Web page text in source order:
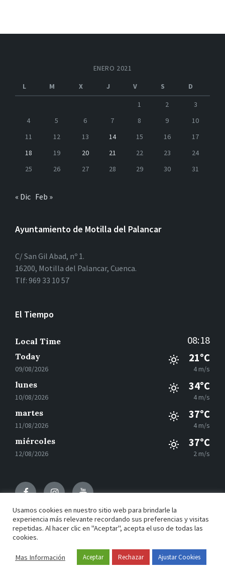
ENERO 2021
L
M X J V S
D
1
2
3
4
5 6 7 8 9
10
11
12 13 14 15 16
17
18
19 20 21 22 23
24
25
26 27 28 29 30 31
« Dic Feb »
Ayuntamiento de Motilla del Palancar
C/ San Gil Abad, nº 1.
16200, Motilla del Palancar, Cuenca.
Tlf: 969 33 10 57
El Tiempo
Local Time 08:18
Today
09/08/2026
21°C
4 m/s
lunes
10/08/2026
34°C
4 m/s
martes
11/08/2026
37°C
4 m/s
miércoles
12/08/2026
37°C
2 m/s
FacebookInstagramYoutube
© 2021 Motilla del Palancar - Desarrollado por Grupo
Usamos cookies en nuestro sitio web para brindarle la
experiencia más relevante recordando sus preferencias y visitas
repetidas. Al hacer clic en "Aceptar", acepta el uso de todas las
cookies.
Mas Información Aceptar Rechazar Ajustar Cookies